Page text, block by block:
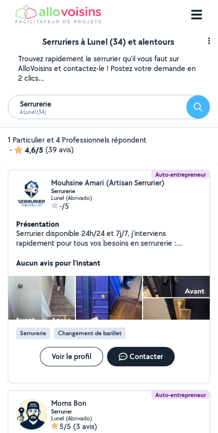
Serruriers à Lunel (34) et alentours
Trouvez rapidement le serrurier qu'il vous faut sur
AlloVoisins et contactez-le ! Postez votre demande en
2 clics...
Serrurerie
à Lunel (34)
1 Particulier et 4 Professionnels répondent
-
4,6/5 (39 avis)
Auto-entrepreneur
Mouhsine Amari (Artisan Serrurier)
Serrurerie
Lunel (Abrivado)
-/5
Présentation
Serrurier disponible 24h/24 et 7j/7, j'interviens
rapidement pour tous vos besoins en serrurerie :
cassée, changement de serrure, remplacement de
d'urgence. Intervention rapide, travail propre et soigné,
avec des tarifs annoncés avant déplacement. N'hésitez
pas à me contacter pour toute urgence ou demande de
devis.
Aucun avis pour l'instant
Serrurerie Changement de barillet
Voir le profil Contacter
Auto-entrepreneur
Moms Bon
Serrurier
Lunel (Abrivado)
5/5 (3 avis)